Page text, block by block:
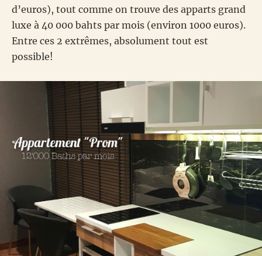
d’euros), tout comme on trouve des apparts grand
luxe à 40 000 bahts par mois (environ 1000 euros).
Entre ces 2 extrêmes, absolument tout est
possible!